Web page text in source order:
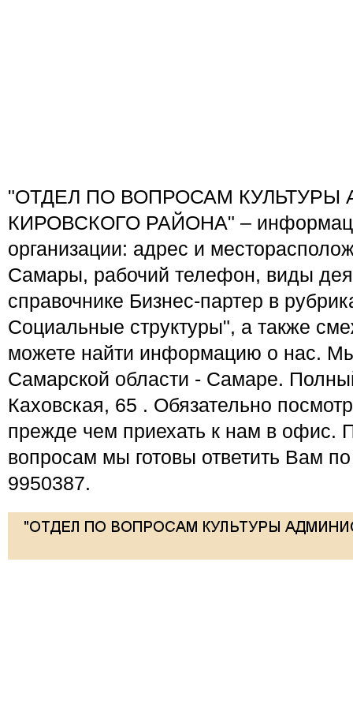
"ОТДЕЛ ПО ВОПРОСАМ
КИРОВСКОГО РАЙОНА" –
организации: адрес и
Самары, рабочий телефон, виды
справочнике Бизнес-партер в
Социальные структуры", а также
можете найти информацию о нас.
Самарской области - Самаре.
Каховская, 65 . Обязательно
прежде чем приехать к нам в офис.
вопросам мы готовы ответить Вам
9950387.